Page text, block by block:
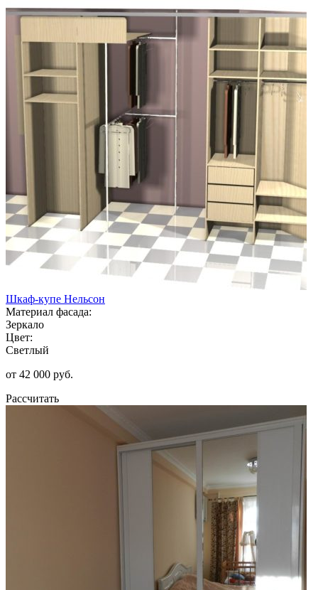
Шкаф-купе Нельсон
Материал фасада:
Зеркало
Цвет:
Светлый
от 42 000 руб.
Рассчитать